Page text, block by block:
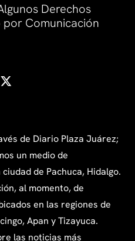
Derechos
por Comunicación
de Diario Plaza Juárez;
un medio de
de Pachuca, Hidalgo.
al momento, de
en las regiones de
Apan y Tizayuca.
las noticias más